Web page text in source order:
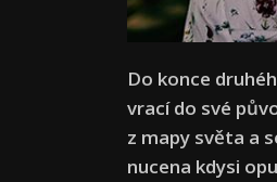
Do konce
vrací do své
z mapy světa a
nucena kdysi